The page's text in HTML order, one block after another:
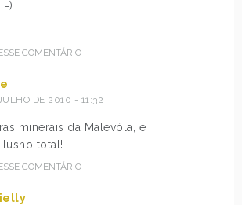
COMENTÁRIO
DE 2010 - 11:32
minerais da Malevóla, e
total!
COMENTÁRIO